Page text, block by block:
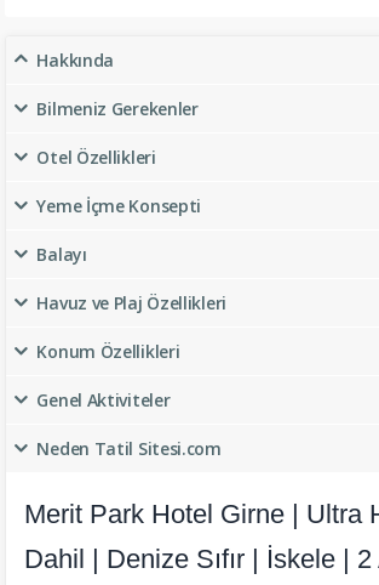
Hakkında
Bilmeniz Gerekenler
Otel Özellikleri
Yeme İçme Konsepti
Balayı
Havuz ve Plaj Özellikleri
Konum Özellikleri
Genel Aktiviteler
Neden Tatil Sitesi.com
Merit Park Hotel Girne | Ultra
Dahil | Denize Sıfır | İskele | 2